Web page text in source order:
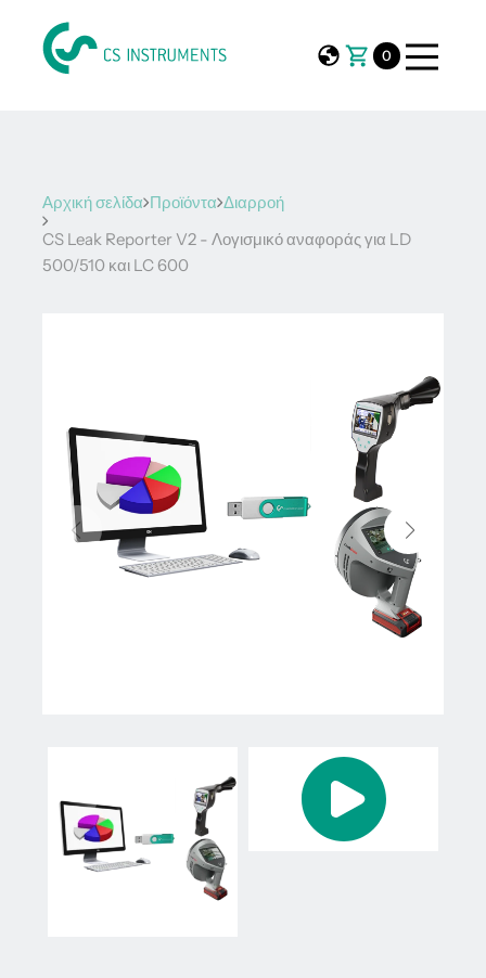
0
Αρχική σελίδα Προϊόντα Διαρροή
CS Leak Reporter V2 - Λογισμικό αναφοράς για LD
500/510 και LC 600